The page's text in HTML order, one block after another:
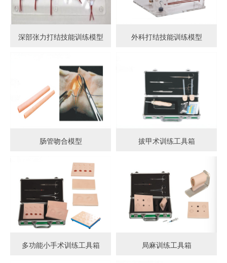
深部张力打结技能训练模型 外科打结技能训练模型
肠管吻合模型 拔甲术训练工具箱
多功能小手术训练工具箱 局麻训练工具箱